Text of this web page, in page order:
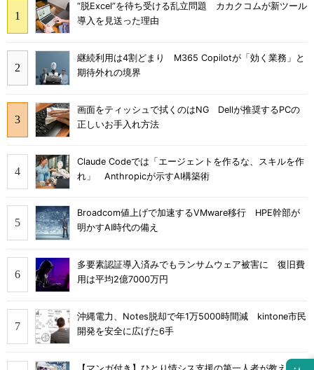
“脱Excel”を待ち受ける乱立問題 カカクコムが新ツール
導入を見送った理由
継続利用は4割どまり M365 Copilotが「効く業務」と
期待外れの境界
画面をティッシュで拭くのはNG Dellが推奨するPCの
正しいお手入れ方法
Claude Codeでは「エージェントを作るな、スキルを作
れ」 Anthropicが示すAI構築術
Broadcom値上げで加速するVMware移行 HPE幹部が
明かすAI時代の備え
多要素認証導入済みでもランサムウェア被害に 復旧費
用は平均2億7000万円
沖縄電力、Notes脱却で年1万5000時間減 kintone市民
開発を安全に広げた6手